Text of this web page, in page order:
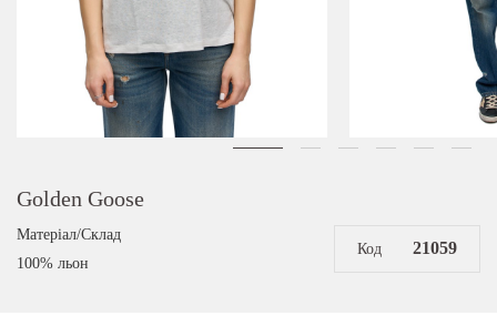
Golden Goose
Матеріал/Склад
100% льон
Код 21059